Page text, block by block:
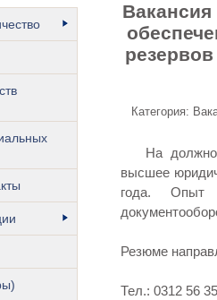
Вакансия
Категория:
На
высшее
года. Опыт
Резюме
Тел.: 0312 56